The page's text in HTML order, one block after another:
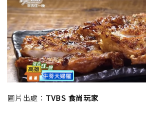
圖片出處： TVBS 食尚玩家